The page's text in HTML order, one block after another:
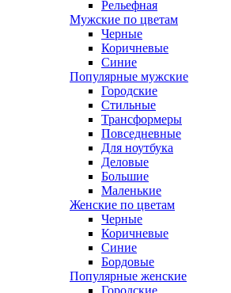
Рельефная
Мужские по цветам
Черные
Коричневые
Синие
Популярные мужские
Городские
Стильные
Трансформеры
Повседневные
Для ноутбука
Деловые
Большие
Маленькие
Женские по цветам
Черные
Коричневые
Синие
Бордовые
Популярные женские
Городские